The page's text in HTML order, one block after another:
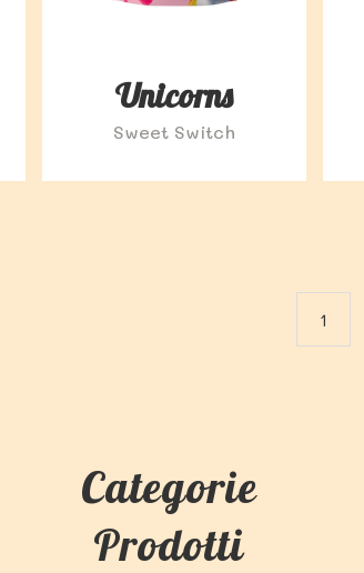
Unicorns
Sweet Switch
1
Categorie
Prodotti